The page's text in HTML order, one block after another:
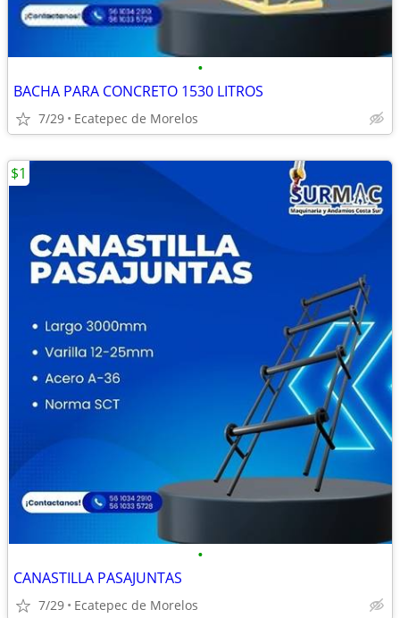
•
BACHA PARA CONCRETO 1530 LITROS
7/29 Ecatepec de Morelos
•
CANASTILLA PASAJUNTAS
7/29 Ecatepec de Morelos
$1